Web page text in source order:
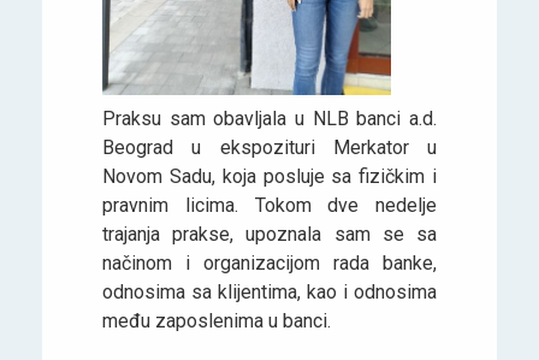
Praksu sam obavljala u NLB banci a.d.
Beograd u ekspozituri Merkator u
Novom Sadu, koja posluje sa fizičkim i
pravnim licima. Tokom dve nedelje
trajanja prakse, upoznala sam se sa
načinom i organizacijom rada banke,
odnosima sa klijentima, kao i odnosima
među zaposlenima u banci.